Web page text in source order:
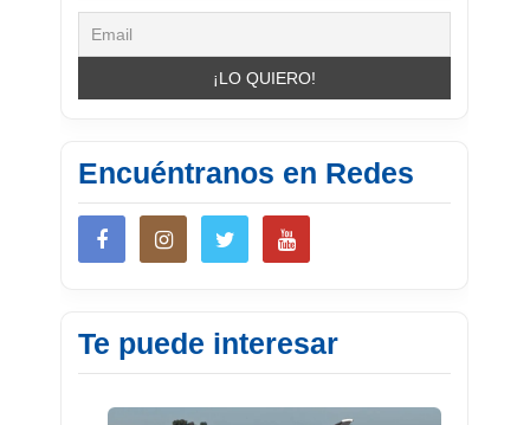
Encuéntranos en Redes
Te puede interesar